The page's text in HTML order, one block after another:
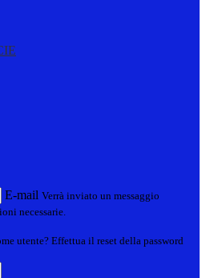
E-mail Verrà inviato un messaggio
necessarie.
utente? Effettua il reset della password